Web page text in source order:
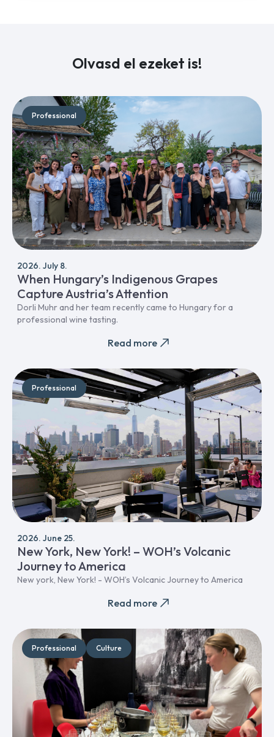
Olvasd el ezeket is!
Professional
2026. July 8.
When Hungary’s Indigenous Grapes
Capture Austria’s Attention
Dorli Muhr and her team recently came to Hungary for a
professional wine tasting.
Read more
Professional
2026. June 25.
New York, New York! – WOH’s Volcanic
Journey to America
New york, New York! - WOH’s Volcanic Journey to America
Read more
Professional Culture